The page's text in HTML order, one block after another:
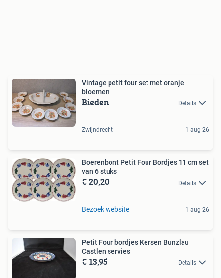
Vintage petit four set met oranje
bloemen
Bieden Details
Zwijndrecht 1 aug 26
Boerenbont Petit Four Bordjes 11 cm set
van 6 stuks
€ 20,20 Details
Bezoek website 1 aug 26
Petit Four bordjes Kersen Bunzlau
Castlen servies
€ 13,95 Details